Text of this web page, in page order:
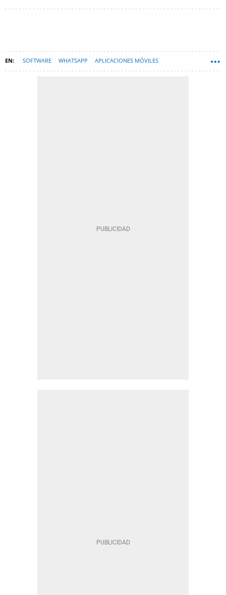
SOFTWARE WHATSAPP APLICACIONES MÓVILES